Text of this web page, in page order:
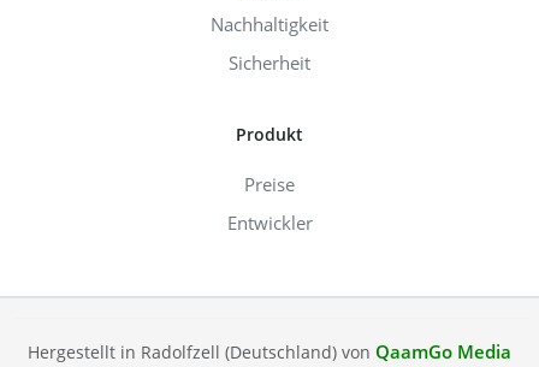
Nachhaltigkeit
Sicherheit
Produkt
Preise
Entwickler
Hergestellt in Radolfzell (Deutschland) von QaamGo Media